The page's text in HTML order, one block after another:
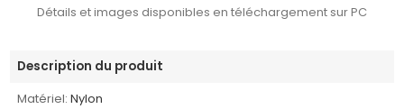
Détails et images disponibles en téléchargement sur PC
Description du produit
Matériel: Nylon